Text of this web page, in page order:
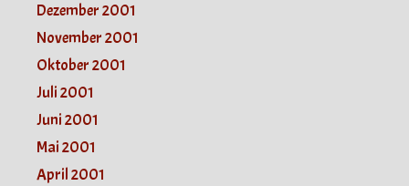
Dezember 2001
November 2001
Oktober 2001
Juli 2001
Juni 2001
Mai 2001
April 2001